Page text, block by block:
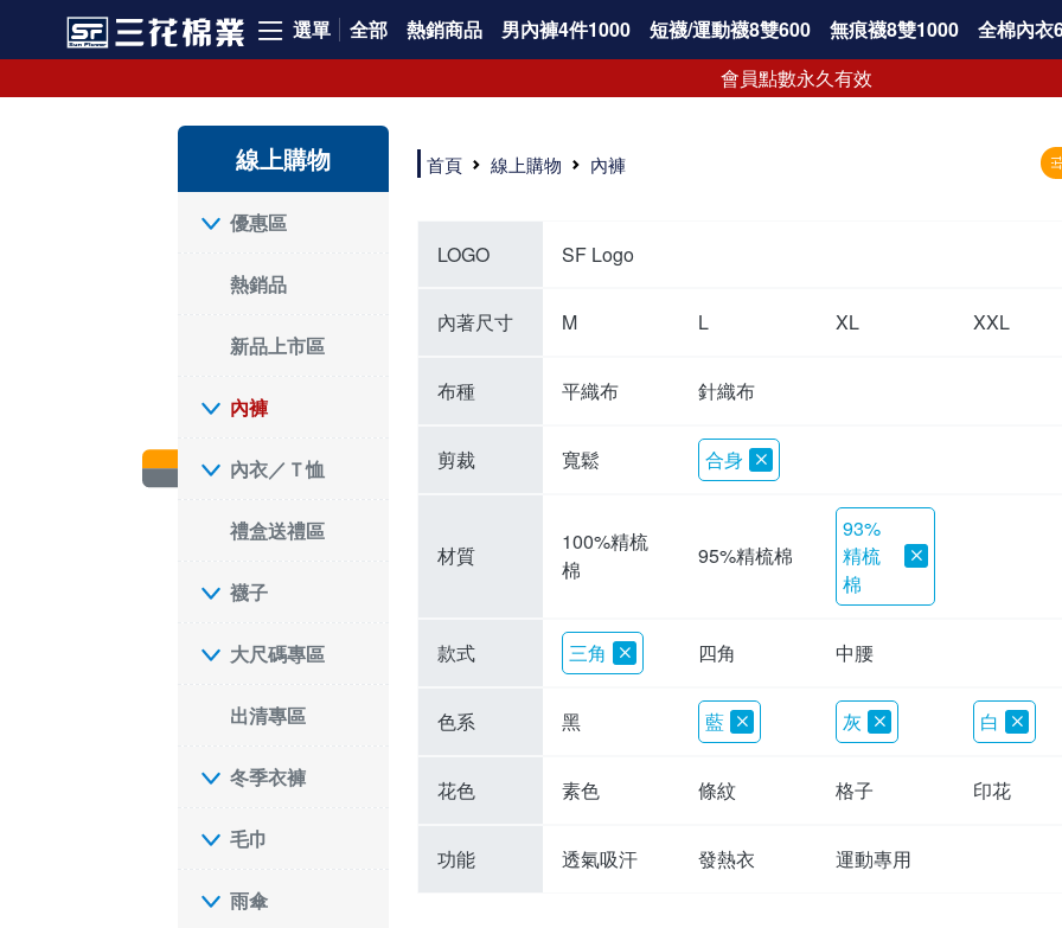
選單 全部 熱銷商品 男內褲4件1000 短襪/運動襪8雙600 無痕襪8雙1000 全棉內衣
會員點數永久有效
線上購物
優惠區
熱銷品
新品上市區
內褲
內衣／Ｔ恤
禮盒送禮區
襪子
大尺碼專區
出清專區
冬季衣褲
毛巾
雨傘
選擇內褲、平口褲、純棉內褲首重品質。舒適、透氣的內褲、平口褲、純棉內褲能影響健康，須謹慎挑選。三花內褲透氣不悶，值得信賴！
三花內褲、平口褲、純棉內褲50年來持續升級，符合人體工學設計，柔軟無勒痕的鬆緊帶。三花內褲是肌膚好友，口碑熱銷！
選擇內褲首重品質。三花內褲50年來不斷升級，證明其卓越品質。符合人體工學剪裁，柔軟無痕鬆緊帶，是必買首選。兼具品質與外型，與肌膚零感接觸，穿著舒適，看來有質感。三花內褲設計獨特，質料優良，專業剪裁，呵護肌膚。新鮮高品質棉材製成，多款選擇，耐洗耐穿，三花內褲絕對首選。
"內褲購買及使用經驗網友來信分享 近年來，我經常在大型連鎖賣場如佳瑪、美華泰等地看到三花內褲的展示。最近一兩年，甚至百貨公司及街頭店鋪都開始大量出現三花專櫃或專賣店。我猜測，這應該是三花在營運策略上的調整，才使得這些改變成為現實。 本來，三花內褲一直是消費者選購內褲時的熱門選項之一。內褲櫃點的增多使我更加注意到這個品牌，因此我在選購內褲時，特意多研究了一下三花內褲的設計。 先從內褲外層包裝談起，有些內褲有PP袋包裝，有些則沒有。雖然這是一件小事，但我發現朋友們中有人會介意內褲包裝沒有PP袋。他們認為沒有PP袋會使包裝不夠精美。對我來說，有PP袋確實能提升包裝的精緻度，但內褲不裝PP袋其實也算是環保。所以，這就看每個人對內褲包裝的需求和感受了。 每次購買內褲時，我都會特別帶一件五片式剪裁的內褲。三花的平口內褲被稱為全國第一件五片式剪裁內褲，這話應該不是隨便說說的，畢竟三花是一個擁有超過50年歷史的老品牌，專注於研發和改良內褲。當初，我覺得這種設計有些花俏，只是圖個新鮮買來試試，結果發現內褲多一片真的有其優勢，尤其是減少了內褲卡屁的次數。雖然這個狀況不可能完全消失，但大大增加了穿著的舒適度。 三花內褲的價格也在我能接受的範圍內，因此它逐漸成為我的心頭好。此外，內褲選購時的另一個重要因素是鬆緊帶。看內褲是否舊了，第一眼通常看鬆緊帶。故意或不小心露出內褲褲頭的時候，印象分數也是由鬆緊帶決定的。 很多內褲品牌強調鬆緊帶的造型及花樣，這類內褲非常適合一些特殊場合，如單身聯誼或約會時穿著，能夠加分不少。日常使用的內褲則建議選擇鬆緊帶不易鬆垮的，花樣其次。三花特別強調內褲鬆緊帶的耐洗度，而其他品牌鮮少提及這一點。 分場合選擇內褲是我的習慣。特殊場合內褲要講究一點，但平日則需要選擇鬆緊帶有保障的內褲。畢竟，內褲是每天陪伴我們超過12個小時的衣物，找到適合自己且耐洗耐穿高CP值的內褲才是最明智的選擇。 內褲畢竟是消耗品，定期更換非常重要。如果內褲沾染到髒污或處於潮濕的環境，就不應該撐太久。這是因為內褲長期接觸身體的重要部位，所以選擇和保養都要謹慎。 以上是我個人的內褲使用分享，並非業配，不代表任何人的立場。內褲還是要以自身體驗最為準確。希望大家都能找到適合自己的內褲，並多多支持台灣品牌。"
首頁 線上購物 內褲
LOGO SF Logo
內著尺寸 M L XL XXL
布種 平織布 針織布
剪裁 寬鬆 合身
材質
100%精梳
棉
95%精梳棉
93%
精梳
棉
款式 三角 四角 中腰
色系 黑 藍 灰 白
花色 素色 條紋 格子 印花
功能 透氣吸汗 發熱衣 運動專用